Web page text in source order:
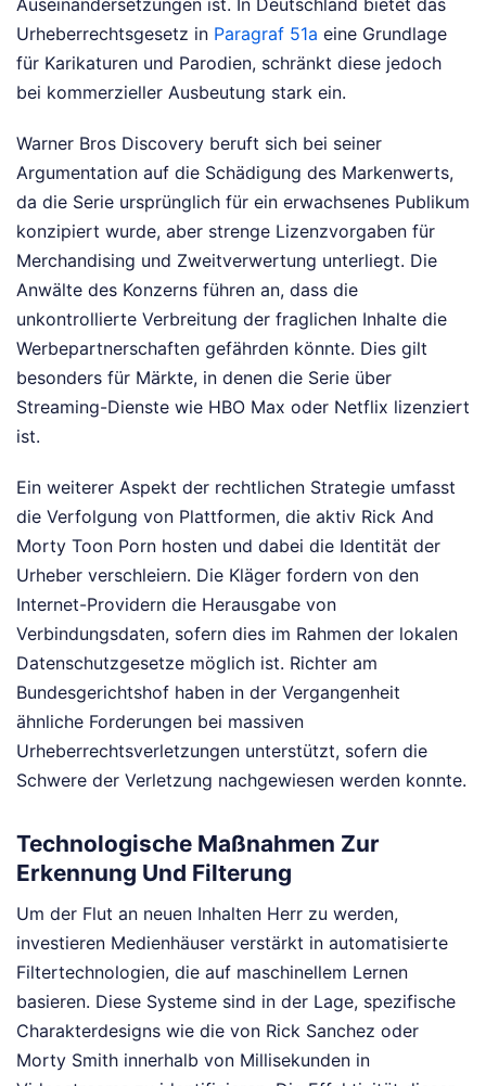
Auseinandersetzungen ist. In Deutschland bietet das
Urheberrechtsgesetz in Paragraf 51a eine Grundlage
für Karikaturen und Parodien, schränkt diese jedoch
bei kommerzieller Ausbeutung stark ein.
Warner Bros Discovery beruft sich bei seiner
Argumentation auf die Schädigung des Markenwerts,
da die Serie ursprünglich für ein erwachsenes Publikum
konzipiert wurde, aber strenge Lizenzvorgaben für
Merchandising und Zweitverwertung unterliegt. Die
Anwälte des Konzerns führen an, dass die
unkontrollierte Verbreitung der fraglichen Inhalte die
Werbepartnerschaften gefährden könnte. Dies gilt
besonders für Märkte, in denen die Serie über
Streaming-Dienste wie HBO Max oder Netflix lizenziert
ist.
Ein weiterer Aspekt der rechtlichen Strategie umfasst
die Verfolgung von Plattformen, die aktiv Rick And
Morty Toon Porn hosten und dabei die Identität der
Urheber verschleiern. Die Kläger fordern von den
Internet-Providern die Herausgabe von
Verbindungsdaten, sofern dies im Rahmen der lokalen
Datenschutzgesetze möglich ist. Richter am
Bundesgerichtshof haben in der Vergangenheit
ähnliche Forderungen bei massiven
Urheberrechtsverletzungen unterstützt, sofern die
Schwere der Verletzung nachgewiesen werden konnte.
Technologische Maßnahmen Zur
Erkennung Und Filterung
Um der Flut an neuen Inhalten Herr zu werden,
investieren Medienhäuser verstärkt in automatisierte
Filtertechnologien, die auf maschinellem Lernen
basieren. Diese Systeme sind in der Lage, spezifische
Charakterdesigns wie die von Rick Sanchez oder
Morty Smith innerhalb von Millisekunden in